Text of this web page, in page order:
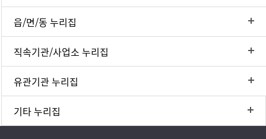
읍/면/동 누리집
직속기관/사업소 누리집
유관기관 누리집
기타 누리집